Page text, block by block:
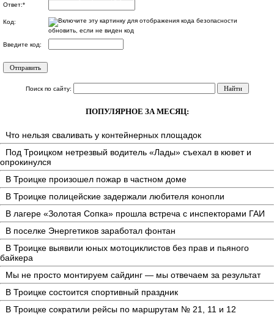
Ответ:*
Код:
обновить, если не виден код
Введите код:
Поиск по сайту:
ПОПУЛЯРНОЕ ЗА МЕСЯЦ:
Что нельзя сваливать у контейнерных площадок
Под Троицком нетрезвый водитель «Лады» съехал в кювет и
опрокинулся
В Троицке произошел пожар в частном доме
В Троицке полицейские задержали любителя конопли
В лагере «Золотая Сопка» прошла встреча с инспекторами ГАИ
В поселке Энергетиков заработал фонтан
В Троицке выявили юных мотоциклистов без прав и пьяного
байкера
Мы не просто монтируем сайдинг — мы отвечаем за результат
В Троицке состоится спортивный праздник
В Троицке сократили рейсы по маршрутам № 21, 11 и 12